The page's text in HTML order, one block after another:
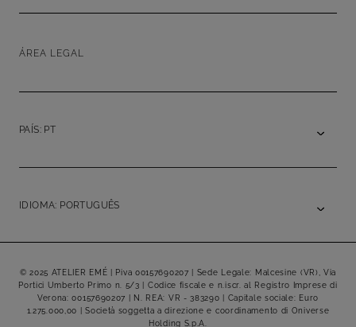
ÁREA LEGAL
PAÍS: PT
IDIOMA: PORTUGUÊS
© 2025 ATELIER EMÉ | Piva 00157690207 | Sede Legale: Malcesine (VR), Via
Portici Umberto Primo n. 5/3 | Codice fiscale e n.iscr. al Registro Imprese di
Verona: 00157690207 | N. REA: VR - 383290 | Capitale sociale: Euro
1.275.000,00 | Società soggetta a direzione e coordinamento di Oniverse
Holding S.p.A.